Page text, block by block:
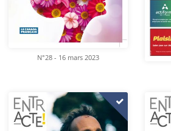
N°28 - 16 mars 2023